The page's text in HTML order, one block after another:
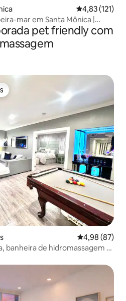
4,83 de uma
4,83 (121)
mar em Santa Mônica |
pet friendly com
dos hóspedes
4,98 de uma
4,98 (87)
banheira de hidromassagem e